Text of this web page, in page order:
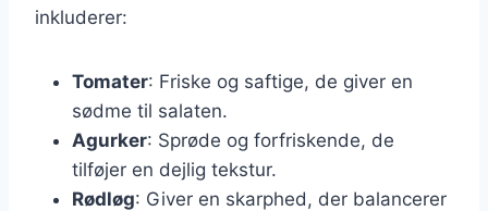
inkluderer:
Tomater: Friske og saftige, de giver en
sødme til salaten.
Agurker: Sprøde og forfriskende, de
tilføjer en dejlig tekstur.
Rødløg: Giver en skarphed, der balancerer